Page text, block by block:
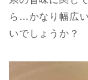
ら…かなり幅広
いでしょうか？